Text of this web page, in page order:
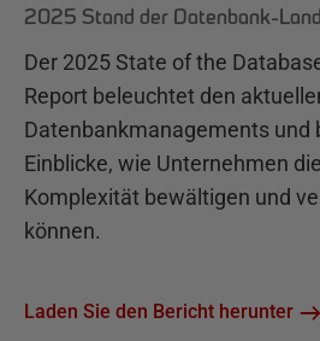
2025 Stand der Datenbank-
Der 2025 State of the
Report beleuchtet den
Datenbankmanagements und
Einblicke, wie Unternehmen
Komplexität bewältigen und
können.
Laden Sie den Bericht herunter